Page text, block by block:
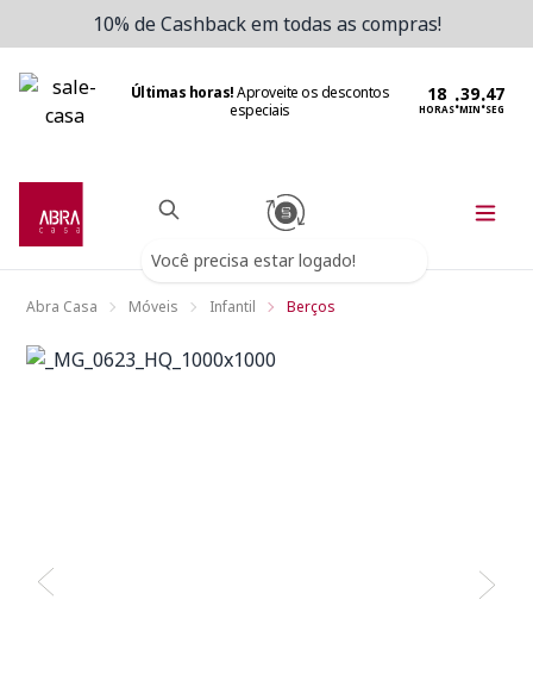
10% de Cashback em todas as compras!
Últimas horas!Aproveite os descontos
especiais
HORAS:MIN:SEG
Você precisa estar logado!
Abra Casa Móveis Infantil Berços